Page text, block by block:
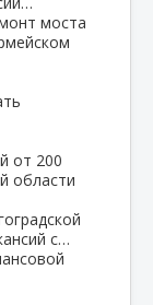
моста
от 200
области
с…